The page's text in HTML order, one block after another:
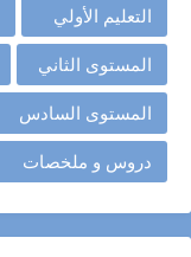
التعليم الأولي
المستوى الثاني
المستوى السادس
دروس و ملخصات